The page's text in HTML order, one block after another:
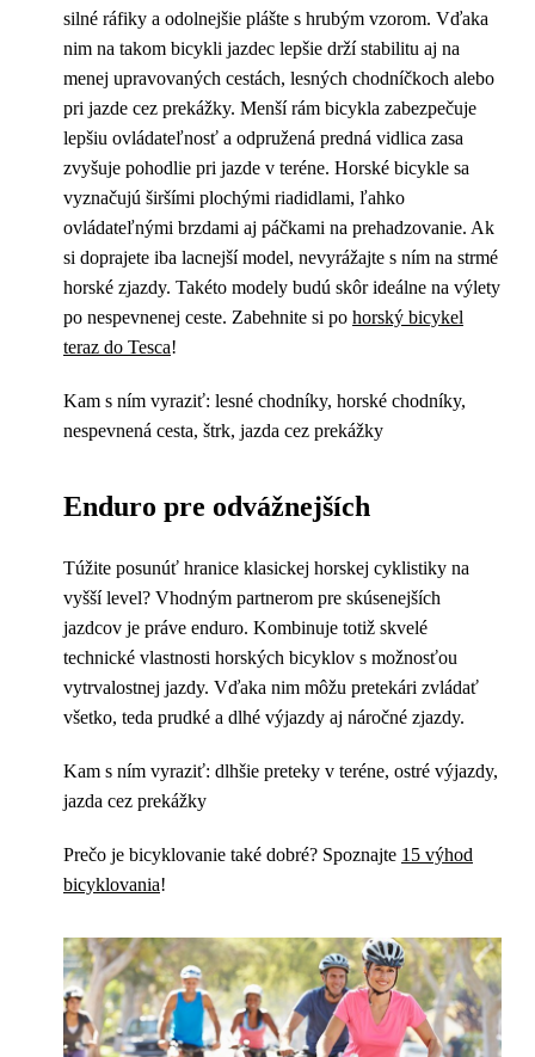
silné ráfiky a odolnejšie plášte s hrubým vzorom. Vďaka
nim na takom bicykli jazdec lepšie drží stabilitu aj na
menej upravovaných cestách, lesných chodníčkoch alebo
pri jazde cez prekážky. Menší rám bicykla zabezpečuje
lepšiu ovládateľnosť a odpružená predná vidlica zasa
zvyšuje pohodlie pri jazde v teréne. Horské bicykle sa
vyznačujú širšími plochými riadidlami, ľahko
ovládateľnými brzdami aj páčkami na prehadzovanie. Ak
si doprajete iba lacnejší model, nevyrážajte s ním na strmé
horské zjazdy. Takéto modely budú skôr ideálne na výlety
po nespevnenej ceste. Zabehnite si po horský bicykel
teraz do Tesca!
Kam s ním vyraziť: lesné chodníky, horské chodníky,
nespevnená cesta, štrk, jazda cez prekážky
Enduro pre odvážnejších
Túžite posunúť hranice klasickej horskej cyklistiky na
vyšší level? Vhodným partnerom pre skúsenejších
jazdcov je práve enduro. Kombinuje totiž skvelé
technické vlastnosti horských bicyklov s možnosťou
vytrvalostnej jazdy. Vďaka nim môžu pretekári zvládať
všetko, teda prudké a dlhé výjazdy aj náročné zjazdy.
Kam s ním vyraziť: dlhšie preteky v teréne, ostré výjazdy,
jazda cez prekážky
Prečo je bicyklovanie také dobré? Spoznajte 15 výhod
bicyklovania!